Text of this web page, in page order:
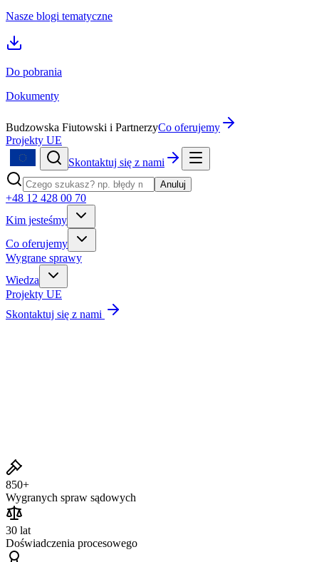
Nasze blogi tematyczne
Do pobrania
Dokumenty
Budzowska Fiutowski i PartnerzyCo oferujemy
Projekty UE
Skontaktuj się z nami
Anuluj
+48 12 428 00 70
Kim jesteśmy
Co oferujemy
Wygrane sprawy
Wiedza
Projekty UE
Skontaktuj się z nami
850+
Wygranych spraw sądowych
30 lat
Doświadczenia procesowego